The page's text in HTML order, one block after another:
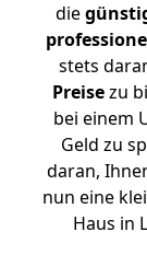
die
stets
Preisezu
bei einem
Geld zu
daran,
nun eine
Haus in